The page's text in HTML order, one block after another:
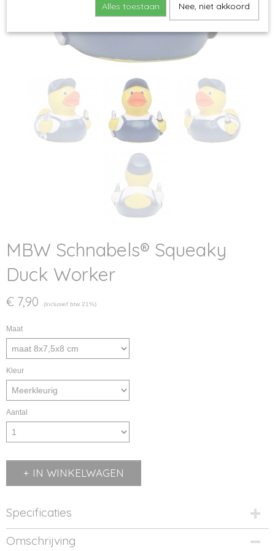
MBW Schnabels® Squeaky
Duck Worker
€ 7,90 (inclusief btw 21%)
Maat
Kleur
Aantal
IN WINKELWAGEN
Specificaties
Productcode
M131157-1
Omschrijving
Alles toestaan Nee, niet akkoord